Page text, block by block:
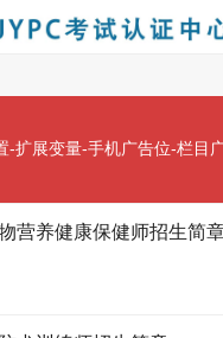
-扩展变量-手机广告位-栏目
营养健康保健师招生简